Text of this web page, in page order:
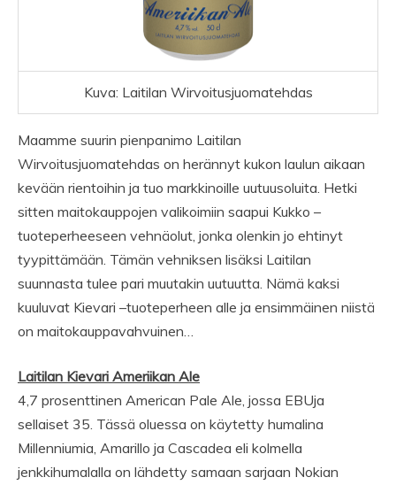
Kuva: Laitilan Wirvoitusjuomatehdas
Maamme suurin pienpanimo Laitilan
Wirvoitusjuomatehdas on herännyt kukon laulun aikaan
kevään rientoihin ja tuo markkinoille uutuusoluita. Hetki
sitten maitokauppojen valikoimiin saapui Kukko –
tuoteperheeseen vehnäolut, jonka olenkin jo ehtinyt
tyypittämään. Tämän vehniksen lisäksi Laitilan
suunnasta tulee pari muutakin uutuutta. Nämä kaksi
kuuluvat Kievari –tuoteperheen alle ja ensimmäinen niistä
on maitokauppavahvuinen…
Laitilan Kievari Ameriikan Ale
4,7 prosenttinen American Pale Ale, jossa EBUja
sellaiset 35. Tässä oluessa on käytetty humalina
Millenniumia, Amarillo ja Cascadea eli kolmella
jenkkihumalalla on lähdetty samaan sarjaan Nokian